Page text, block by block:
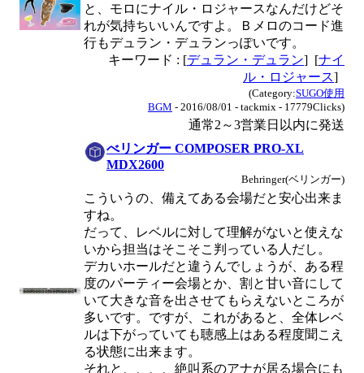
と、モロにナイル・ロジャースなんだけどそ
れが気持ちいいんですよ。Ｂメロのコード進
行もデュラン・デュランっぽいです。
キーワード : [デュラン・デュラン] [ナイ
ル・ロジャース]
(Category:SUGO使用
BGM - 2016/08/01 - tackmix - 17779Clicks)
通常2～3営業日以内に発送
べリンガー COMPOSER PRO-XL
MDX2600
Behringer(ベリンガー)
こういうの、備えてある会場だと安心出来ま
すね。
だって、レベルに対して理解がないと使えな
いから担当はそこそこ判っている人だし。
デカいホールだと違うんでしょうが、ある程
度のパーティー会場とか、割と甘い音にして
いて大きな音を出させてもらえないところが
多いです。ですが、これがあると、全体レベ
ルは下がっていても聴感上はある程度聞こえ
る状態に出来ます。
それと、、、、絶叫系のアナが居る場合にも